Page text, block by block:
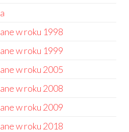
w roku 1998
w roku 1999
w roku 2005
w roku 2008
w roku 2009
w roku 2018